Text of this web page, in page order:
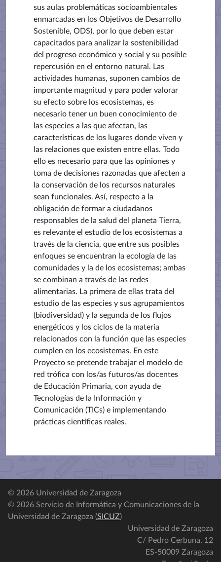
sus aulas problemáticas socioambientales
enmarcadas en los Objetivos de Desarrollo
Sostenible, ODS), por lo que deben estar
capacitados para analizar la sostenibilidad
del progreso económico y social y su posible
repercusión en el entorno natural. Las
actividades humanas, suponen cambios de
importante magnitud y para poder valorar
su efecto sobre los ecosistemas, es
necesario tener un buen conocimiento de
las especies a las que afectan, las
características de los lugares donde viven y
las relaciones que existen entre ellas. Todo
ello es necesario para que las opiniones y
toma de decisiones razonadas que afecten a
la conservación de los recursos naturales
sean funcionales. Así, respecto a la
obligación de formar a ciudadanos
responsables de la salud del planeta Tierra,
es relevante el estudio de los ecosistemas a
través de la ciencia, que entre sus posibles
enfoques se encuentran la ecología de las
comunidades y la de los ecosistemas; ambas
se combinan a través de las redes
alimentarias. La primera de ellas trata del
estudio de las especies y sus agrupamientos
(biodiversidad) y la segunda de los flujos
energéticos y los ciclos de la materia
relacionados con la función que las especies
cumplen en los ecosistemas. En este
Proyecto se pretende trabajar el modelo de
red trófica con los/as futuros/as docentes
de Educación Primaria, con ayuda de
Tecnologías de la Información y
Comunicación (TICs) e implementando
prácticas científicas reales.
© 2026 Universidad de Zaragoza
© 2026 Servicio de Informática y Comunicaciones de la
Universidad de Zaragoza (SICUZ)
Universidad de Zaragoza
C/ Pedro Cerbuna, 12
ES-50009 Zaragoza